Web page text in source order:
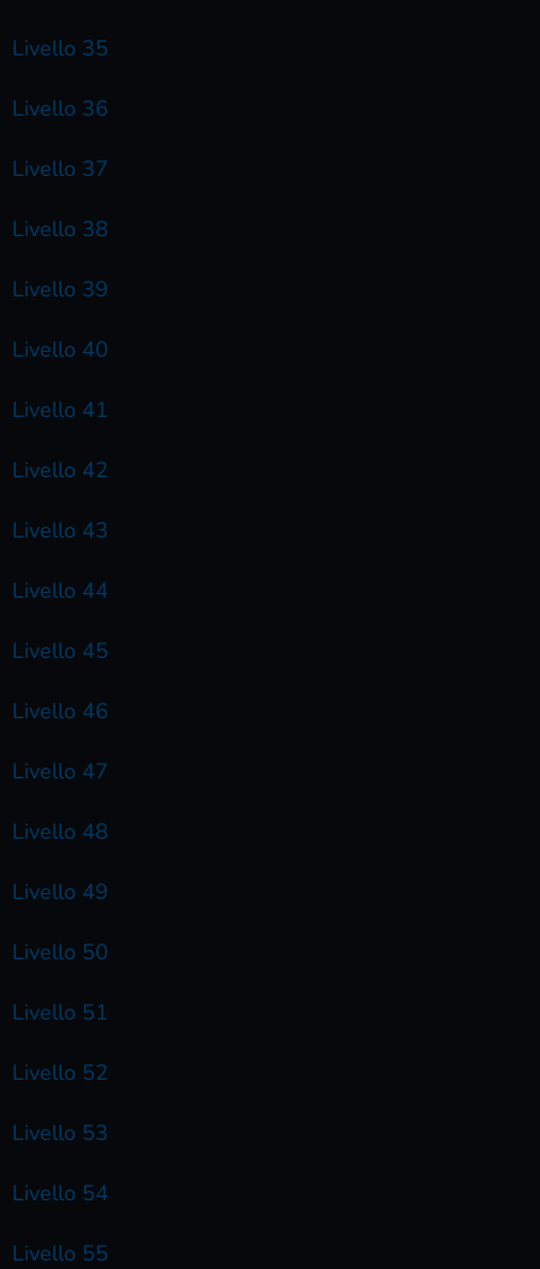
Livello 35
Livello 36
Livello 37
Livello 38
Livello 39
Livello 40
Livello 41
Livello 42
Livello 43
Livello 44
Livello 45
Livello 46
Livello 47
Livello 48
Livello 49
Livello 50
Livello 51
Livello 52
Livello 53
Livello 54
Livello 55